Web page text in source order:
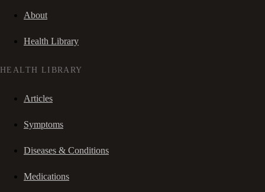
About
Health Library
HEALTH LIBRARY
Articles
Symptoms
Diseases & Conditions
Medications